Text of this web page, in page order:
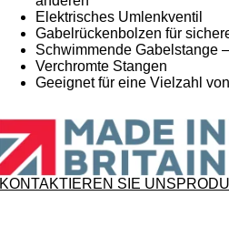
Elektrisches Umlenkventil
Gabelrückenbolzen für
Schwimmende Gabelstange
Verchromte Stangen
Geeignet für eine Vielzahl
KONTAKTIEREN SIE UNS